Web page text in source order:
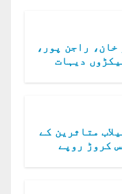
خان، راجن پور،
دیہات
متاثرین کے
کروڑ روپے